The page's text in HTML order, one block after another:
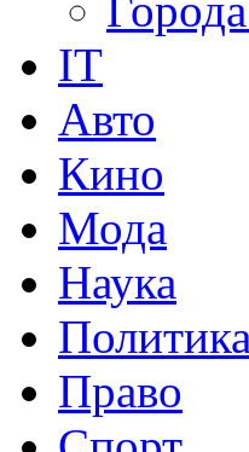
IT
Авто
Кино
Мода
Наука
Политика
Право